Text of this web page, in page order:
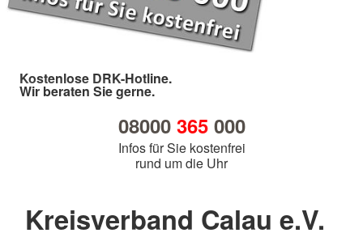
Kostenlose DRK-Hotline.
Wir beraten Sie gerne.
08000 365000
Infos für Sie kostenfrei
rund um die Uhr
Kreisverband Calau e.V.